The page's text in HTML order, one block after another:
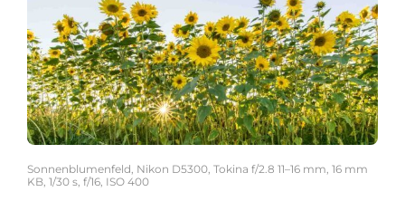
Sonnenblumenfeld, Nikon D5300, Tokina f/2.8 11–16 mm, 16 mm
KB, 1/30 s, f/16, ISO 400